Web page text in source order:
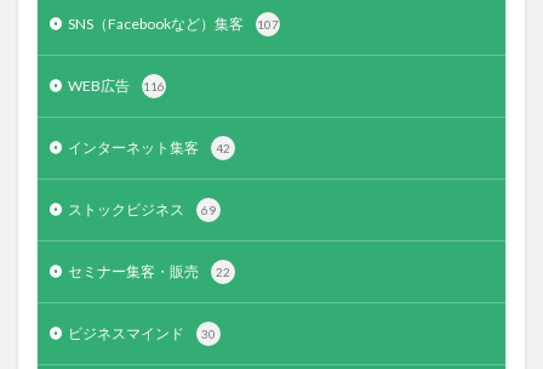
SNS（Facebookなど）集客 107
WEB広告 116
インターネット集客 42
ストックビジネス 69
セミナー集客・販売 22
ビジネスマインド 30